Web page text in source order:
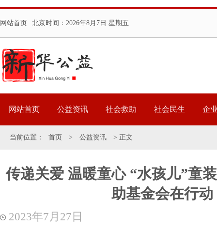
网站首页 北京时间： 2026年8月7日 星期五
网站首页 公益资讯 社会救助 社会民生 企
当前位置： 首页 > 公益资讯 > 正文
传递关爱 温暖童心 “水孩儿”童
助基金会在行动
2023年7月27日